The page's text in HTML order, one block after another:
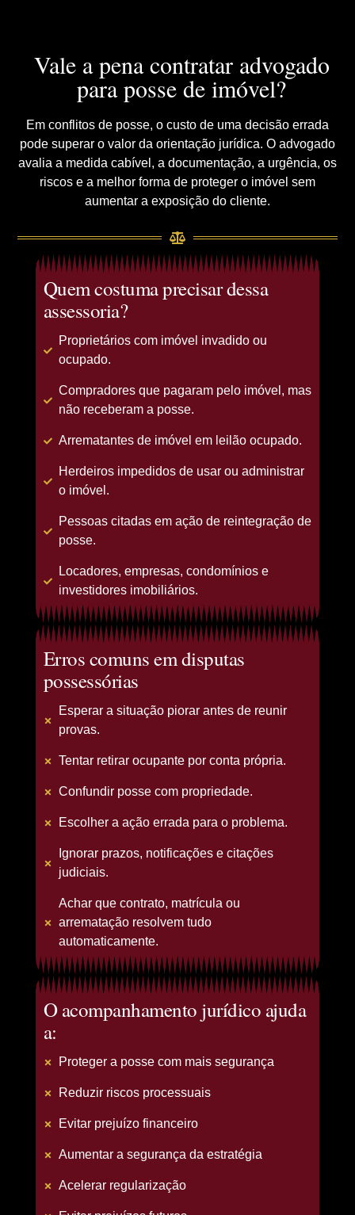
Vale a pena contratar advogado
para posse de imóvel?
Em conflitos de posse, o custo de uma decisão errada
pode superar o valor da orientação jurídica. O advogado
avalia a medida cabível, a documentação, a urgência, os
riscos e a melhor forma de proteger o imóvel sem
aumentar a exposição do cliente.
Quem costuma precisar dessa
assessoria?
Proprietários com imóvel invadido ou
ocupado.
Compradores que pagaram pelo imóvel, mas
não receberam a posse.
Arrematantes de imóvel em leilão ocupado.
Herdeiros impedidos de usar ou administrar
o imóvel.
Pessoas citadas em ação de reintegração de
posse.
Locadores, empresas, condomínios e
investidores imobiliários.
Erros comuns em disputas
possessórias
Esperar a situação piorar antes de reunir
provas.
Tentar retirar ocupante por conta própria.
Confundir posse com propriedade.
Escolher a ação errada para o problema.
Ignorar prazos, notificações e citações
judiciais.
Achar que contrato, matrícula ou
arrematação resolvem tudo
automaticamente.
O acompanhamento jurídico ajuda
a:
Proteger a posse com mais segurança
Reduzir riscos processuais
Evitar prejuízo financeiro
Aumentar a segurança da estratégia
Acelerar regularização